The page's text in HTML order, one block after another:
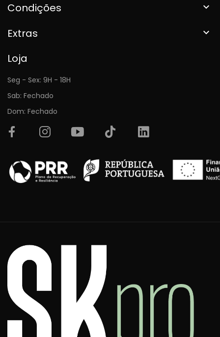
Condições 
Extras 
Loja
Seg - Sex: 9H - 18H
Sab: Fechado
Dom: Fechado